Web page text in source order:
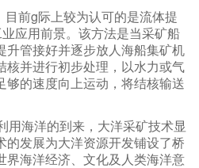
前g际上较为认可的是流体提
应用前景。该方法是当采矿船
升管接好并逐步放人海船集矿机
核并进行初步处理，以水力或气
够的速度向上运动，将结核输送
海洋的到来，大洋采矿技术显
的发展为大洋资源开发铺设了桥
界海洋经济、文化及人类海洋意